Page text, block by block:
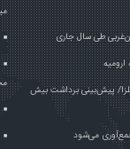
کشت کلزا/ پیش‌بینی برداشت بیش